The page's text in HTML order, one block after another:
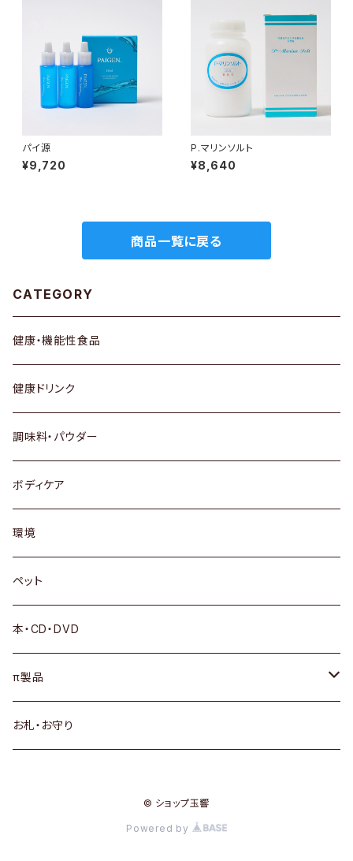
パイ源
¥9,720
P.マリンソルト
¥8,640
商品一覧に戻る
CATEGORY
健康・機能性食品
健康ドリンク
調味料・パウダー
ボディケア
環境
ペット
本・CD・DVD
π製品
サプリメント
お札・お守り
© ショップ玉響
Powered by